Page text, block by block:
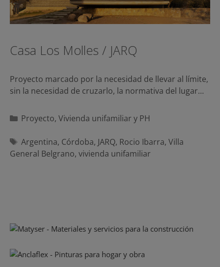
Casa Los Molles / JARQ
Proyecto marcado por la necesidad de llevar al límite,
sin la necesidad de cruzarlo, la normativa del lugar…
Categorías
Proyecto, Vivienda unifamiliar y PH
Etiquetas
Argentina, Córdoba, JARQ, Rocio Ibarra, Villa
General Belgrano, vivienda unifamiliar